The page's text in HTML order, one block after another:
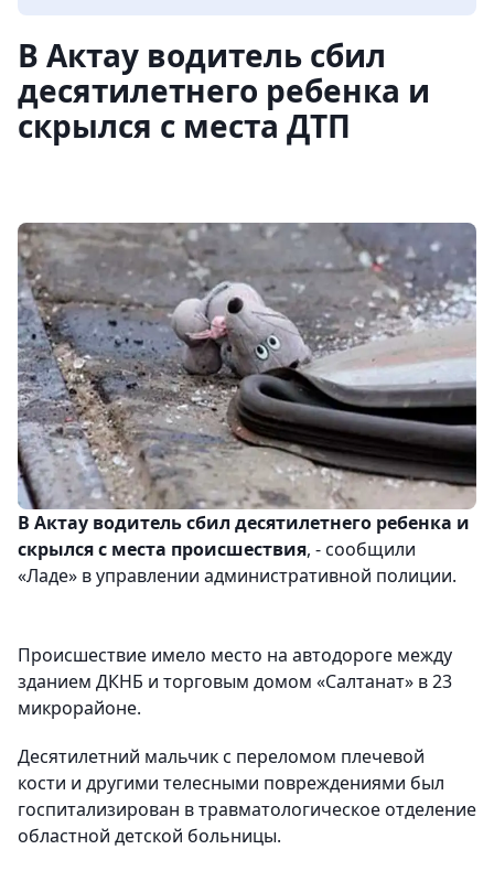
В Актау водитель сбил
десятилетнего ребенка и
скрылся с места ДТП
В Актау водитель сбил десятилетнего ребенка и
скрылся с места происшествия, - сообщили
«Ладе» в управлении административной полиции.
Происшествие имело место на автодороге между
зданием ДКНБ и торговым домом «Салтанат» в 23
микрорайоне.
Десятилетний мальчик с переломом плечевой
кости и другими телесными повреждениями был
госпитализирован в травматологическое отделение
областной детской больницы.